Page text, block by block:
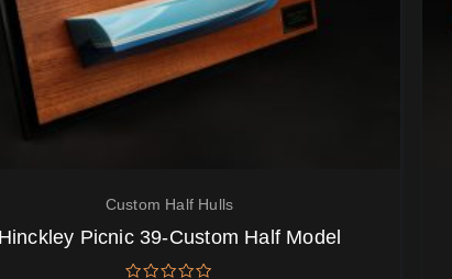
Custom Half Hulls
Picnic 39-Custom Half Model